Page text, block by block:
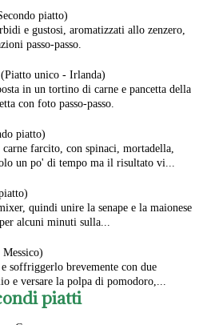
piatto)
e gustosi, aromatizzati allo zenzero,
passo-passo.
(Piatto unico - Irlanda)
in un tortino di carne e pancetta della
con foto passo-passo.
piatto)
farcito, con spinaci, mortadella,
un po' di tempo ma il risultato vi...
quindi unire la senape e la maionese
alcuni minuti sulla...
soffriggerlo brevemente con due
e versare la polpa di pomodoro,...
piatti